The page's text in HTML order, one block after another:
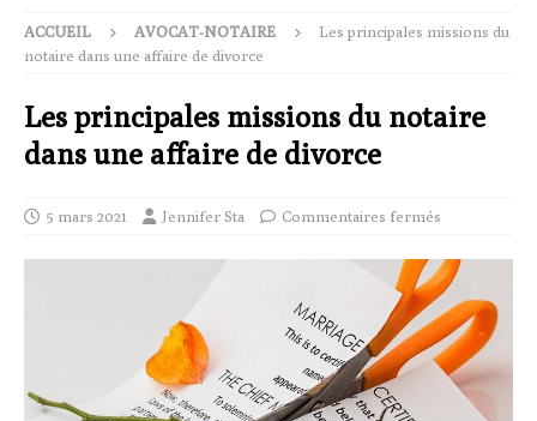
ACCUEIL AVOCAT-NOTAIRE
Les principales missions du
notaire dans une affaire de divorce
Les principales missions du notaire
dans une affaire de divorce
5 mars 2021 Jennifer Sta Commentaires fermés